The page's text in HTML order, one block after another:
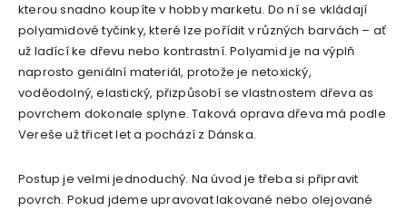
kterou snadno koupíte v hobby marketu. Do ní se vkládají
polyamidové tyčinky, které lze pořídit v různých barvách – ať
už ladící ke dřevu nebo kontrastní. Polyamid je na výplň
naprosto geniální materiál, protože je netoxický,
voděodolný, elastický, přizpůsobí se vlastnostem dřeva as
povrchem dokonale splyne. Taková oprava dřeva má podle
Vereše už třicet let a pochází z Dánska.
Postup je velmi jednoduchý. Na úvod je třeba si připravit
povrch. Pokud jdeme upravovat lakované nebo olejované